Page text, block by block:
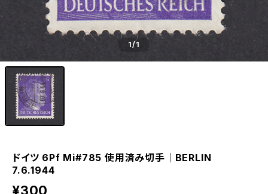
1/1
ドイツ 6Pf Mi#785 使用済み切手｜BERLIN
7.6.1944
¥300